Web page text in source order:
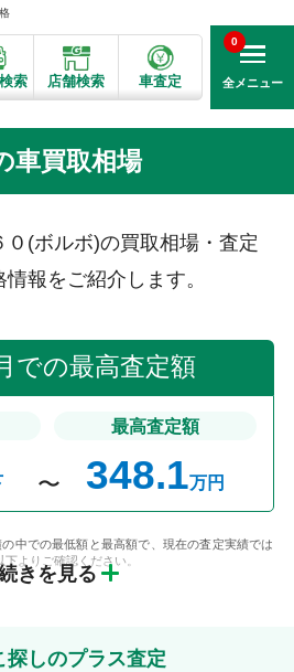
索 店舗検索 車査定 全メニュー
0
車買取相場
０(ボルボ)の買取相場・査定
情報をご紹介します。
での最高査定額
最高査定額
348.1万円
中での最低額と最高額で、現在の査定実績では
よりご確認ください。
きを見る
探しのプラス査定